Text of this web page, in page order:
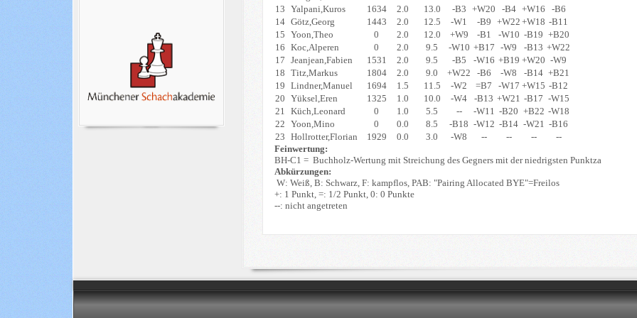
13
Yalpani,Kuros 1634 2.0 13.0 -B3 +W20 -B4 +W16
-B6
14 Götz,Georg 1443 2.0 12.5 -W1 -B9 +W22 +W18 -B11
15
Yoon,Theo 0 2.0 12.0 +W9 -B1 -W10 -B19 +B20
16
Koc,Alperen 0 2.0 9.5 -W10 +B17 -W9 -B13 +W22
17
Jeanjean,Fabien 1531 2.0 9.5 -B5 -W16 +B19 +W20 -W9
18
Titz,Markus 1804 2.0 9.0 +W22 -B6 -W8 -B14 +B21
19
Lindner,Manuel 1694 1.5 11.5 -W2 =B7 -W17 +W15 -B12
20
Yüksel,Eren 1325 1.0 10.0 -W4 -B13 +W21 -B17 -W15
21
Küch,Leonard 0 1.0 5.5 -- -W11 -B20 +B22 -W18
22
Yoon,Mino 0 0.0 8.5 -B18 -W12 -B14 -W21
-B16
23
Hollrotter,Florian 1929 0.0 3.0 -W8 -- -- --
--
Feinwertung:
BH-C1 = Buchholz-Wertung mit Streichung des Gegners mit der niedrigsten Punktza
Abkürzungen:
W: Weiß, B: Schwarz, F: kampflos, PAB: "Pairing Allocated BYE"=Freilos
+: 1 Punkt, =: 1/2 Punkt, 0: 0 Punkte
--: nicht angetreten